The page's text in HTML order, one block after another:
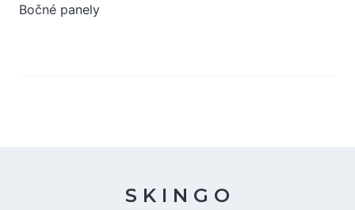
Bočné panely
S K I N G O